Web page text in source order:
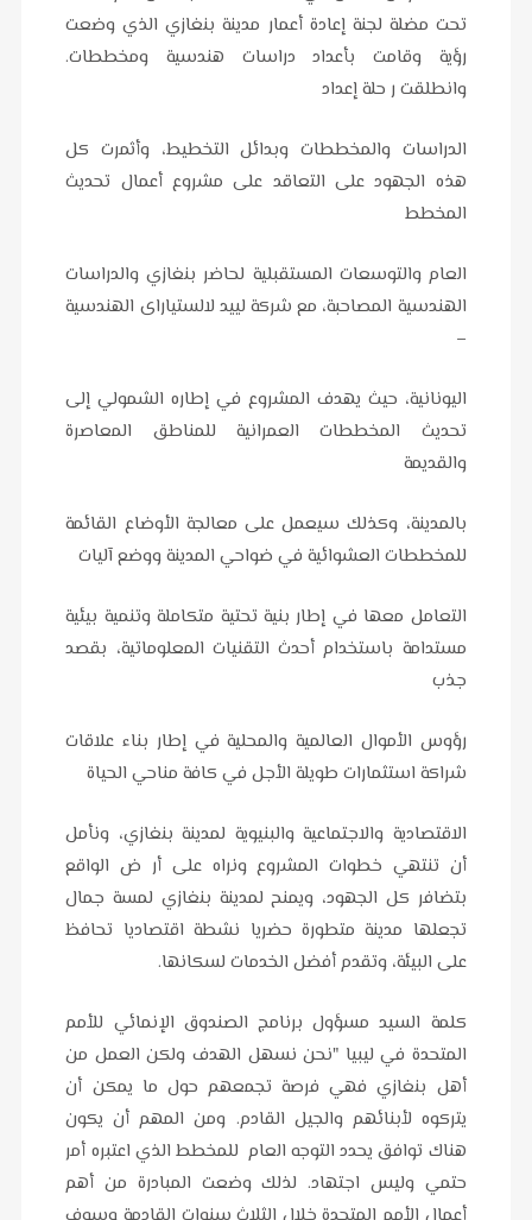
تحت مضلة لجنة إعادة أعمار مدينة بنغازي الذي وضعت
رؤية وقامت بأعداد دراسات هندسية ومخططات.
وانطلقت ر حلة إعداد
الدراسات والمخططات وبدائل التخطيط، وأثمرت كل
هذه الجهود على التعاقد على مشروع أعمال تحديث
المخطط
العام والتوسعات المستقبلية لحاضر بنغازي والدراسات
الهندسية المصاحبة، مع شركة لييد لالستياراى الهندسية
–
اليونانية، حيث يهدف المشروع في إطاره الشمولي إلى
تحديث المخططات العمرانية للمناطق المعاصرة
والقديمة
بالمدينة، وكذلك سيعمل على معالجة الأوضاع القائمة
للمخططات العشوائية في ضواحي المدينة ووضع آليات
التعامل معها في إطار بنية تحتية متكاملة وتنمية بيئية
مستدامة باستخدام أحدث التقنيات المعلوماتية، بقصد
جذب
رؤوس الأموال العالمية والمحلية في إطار بناء علاقات
شراكة استثمارات طويلة الأجل في كافة مناحي الحياة
الاقتصادية والاجتماعية والبنيوية لمدينة بنغازي، ونأمل
أن تنتهي خطوات المشروع ونراه على أر ض الواقع
بتضافر كل الجهود، ويمنح لمدينة بنغازي لمسة جمال
تجعلها مدينة متطورة حضريا نشطة اقتصاديا تحافظ
على البيئة، وتقدم أفضل الخدمات لسكانها.
كلمة السيد مسؤول برنامج الصندوق الإنمائي للأمم
المتحدة في ليبيا "نحن نسهل الهدف ولكن العمل من
أهل بنغازي فهي فرصة تجمعهم حول ما يمكن أن
يتركوه لأبنائهم والجيل القادم. ومن المهم أن يكون
هناك توافق يحدد التوجه العام للمخطط الذي اعتبره أمر
حتمي وليس اجتهاد. لذلك وضعت المبادرة من أهم